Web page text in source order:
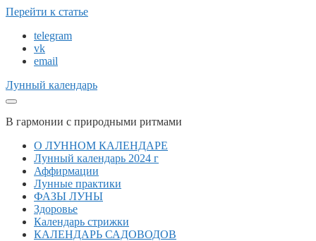
Перейти к статье
telegram
vk
email
Лунный календарь
В гармонии с природными ритмами
О ЛУННОМ КАЛЕНДАРЕ
Лунный календарь 2024 г
Аффирмации
Лунные практики
ФАЗЫ ЛУНЫ
Здоровье
Календарь стрижки
КАЛЕНДАРЬ САДОВОДОВ